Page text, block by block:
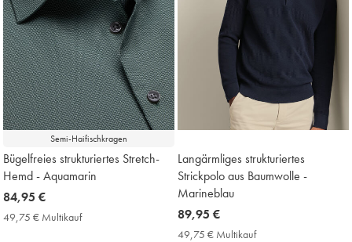
Semi-Haifischkragen
Bügelfreies strukturiertes Stretch-
Hemd - Aquamarin
now
84,95
84,95 €
49,75 € Multikauf49,75
Langärmliges strukturiertes
Strickpolo aus Baumwolle -
Marineblau
now
89,95
89,95 €
49,75 € Multikauf49,75